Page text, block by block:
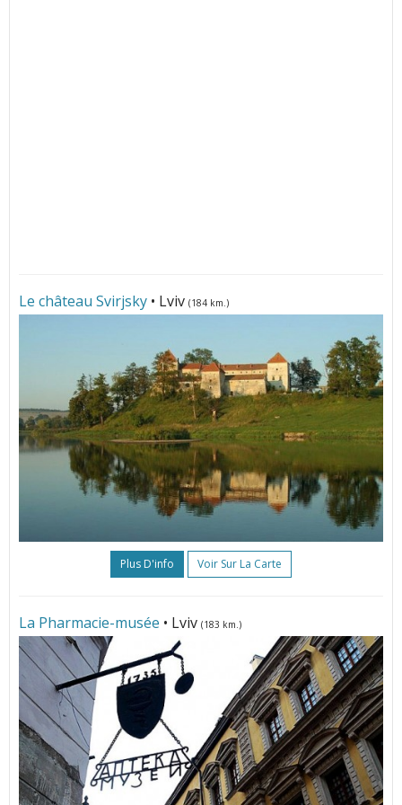
Le château Svirjsky • Lviv (184 km.)
Plus D'info Voir Sur La Carte
La Pharmacie-musée • Lviv (183 km.)